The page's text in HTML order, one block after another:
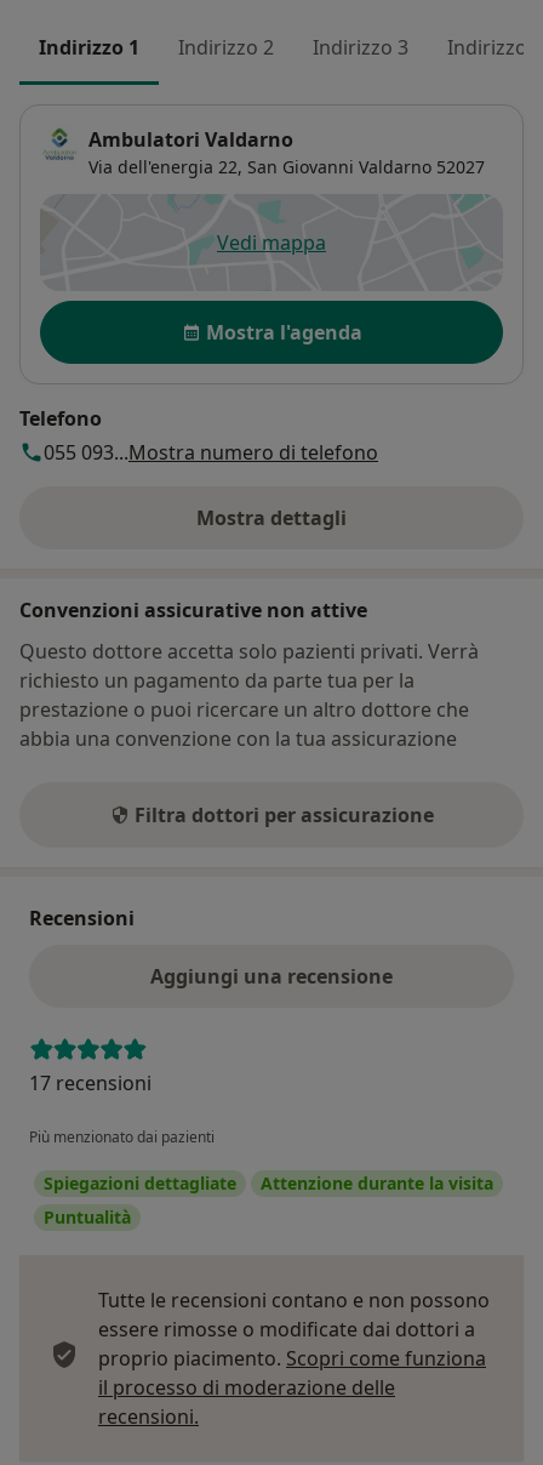
Indirizzo 1 Indirizzo 2 Indirizzo 3 Indirizzo 4
Ambulatori Valdarno
Via dell'energia 22, San Giovanni Valdarno 52027
Vedi mappasi apre in una nuova scheda
Disponibilità
Mostra l'agenda
Telefono
055 093...Mostra numero di telefono
Mostra dettagli
sull'indirizzo
Convenzioni assicurative non attive
Questo dottore accetta solo pazienti privati. Verrà
richiesto un pagamento da parte tua per la
prestazione o puoi ricercare un altro dottore che
abbia una convenzione con la tua assicurazione
Filtra dottori per assicurazione
Recensioni
Aggiungi una recensione
17 recensioni
Più menzionato dai pazienti
Spiegazioni dettagliate
Attenzione durante la visita
Puntualità
Tutte le recensioni contano e non possono
essere rimosse o modificate dai dottori a
proprio piacimento. Scopri come funziona
il processo di moderazione delle
recensioni.